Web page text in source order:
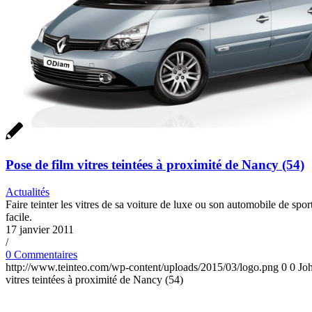
Pose de film vitres teintées à proximité de Nancy (54)
Actualités
Faire teinter les vitres de sa voiture de luxe ou son automobile de
facile.
17 janvier 2011
/
0 Commentaires
http://www.teinteo.com/wp-content/uploads/2015/03/logo.png 0 0
vitres teintées à proximité de Nancy (54)